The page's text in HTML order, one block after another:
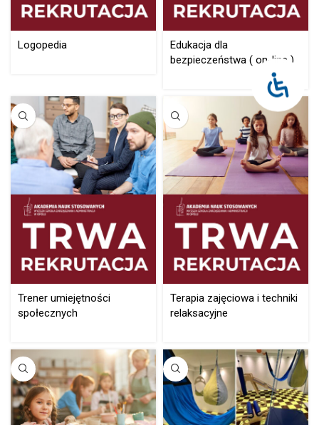
Logopedia
Edukacja dla
bezpieczeństwa ( on-line )
Trener umiejętności
społecznych
Terapia zajęciowa i techniki
relaksacyjne